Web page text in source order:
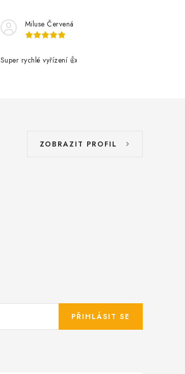
Miluse Červená
Super rychlé vyřízení 👍
ZOBRAZIT PROFIL
PŘIHLÁSIT SE